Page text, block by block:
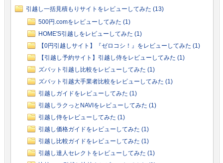
引越し一括見積もりサイトをレビューしてみた (13)
500円.comをレビューしてみた (1)
HOME'S引越しをレビューしてみた (1)
【0円引越しサイト】『ゼロコシ！』をレビューしてみた (1)
【引越し予約サイト】引越し侍をレビューしてみた (1)
ズバット引越し比較をレビューしてみた (1)
ズバット引越大手業者比較をレビューしてみた (1)
引越しガイドをレビューしてみた (1)
引越しラクっとNAVIをレビューしてみた (1)
引越し侍をレビューしてみた (1)
引越し価格ガイドをレビューしてみた (1)
引越し比較ガイドをレビューしてみた (1)
引越し達人セレクトをレビューしてみた (1)